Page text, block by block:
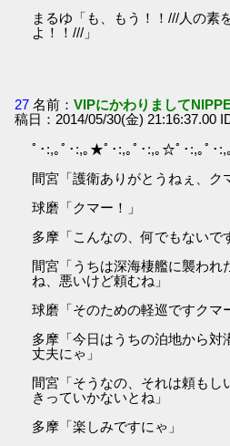
まるゆ「も、もう！！///人の素
よ！！///」
27 名前：VIPにかわりまして
稿日：2014/05/30(金) 21:16:37.00
ﾟ･:,｡ﾟ･:,｡★ﾟ･:,｡ﾟ･:,｡☆ﾟ･:,｡ﾟ･
間宮「護衛ありがとうねぇ、ク
球磨「クマー！」
多摩「こんなの、何でもないで
間宮「うちは深海棲艦に襲われ
ね、悪いけど頼むね」
球磨「そのための軽巡ですクマ
多摩「今日はうちの泊地から
丈夫にゃ」
間宮「そうなの、それは頼もし
きっていかないとね」
多摩「楽しみですにゃ」